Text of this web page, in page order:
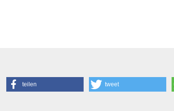
teilen tweet